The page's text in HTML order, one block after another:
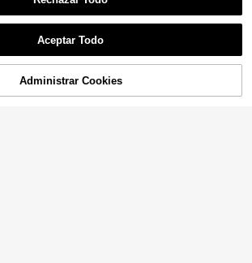
DE DESCUENTO! AÑADIR A LA BOLSA
Aceptar Todo
Administrar Cookies